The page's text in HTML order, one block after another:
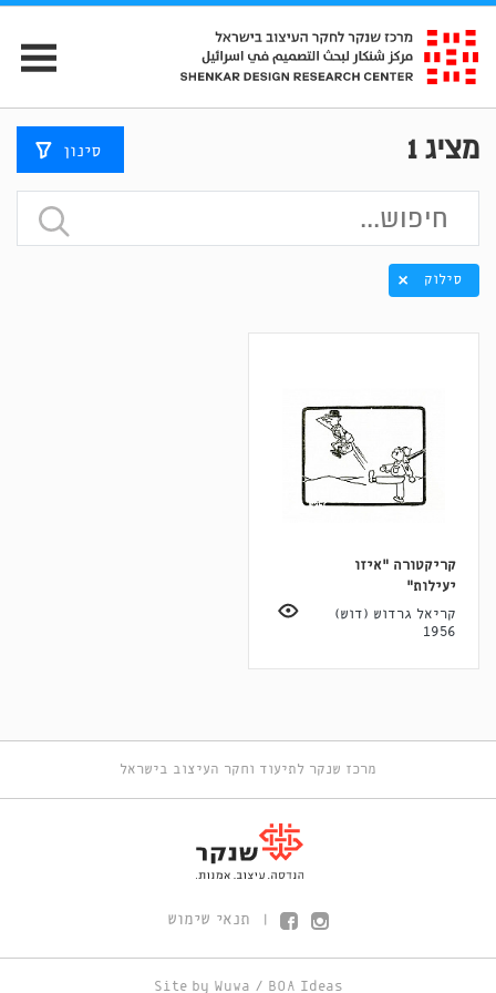
מציג1 סינון
סילוק
קריקטורה "איזו
יעילות"
קריאל גרדוש (דוש)
1956
מרכז שנקר לתיעוד וחקר העיצוב בישראל
תנאי שימוש
Site by Wuwa / BOA Ideas